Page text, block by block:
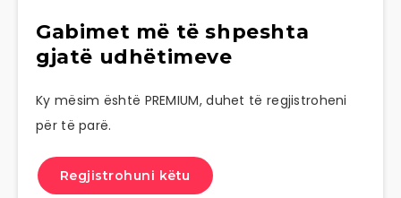
Gabimet më të shpeshta
gjatë udhëtimeve
Ky mësim është PREMIUM, duhet të regjistroheni
për të parë.
Regjistrohuni këtu